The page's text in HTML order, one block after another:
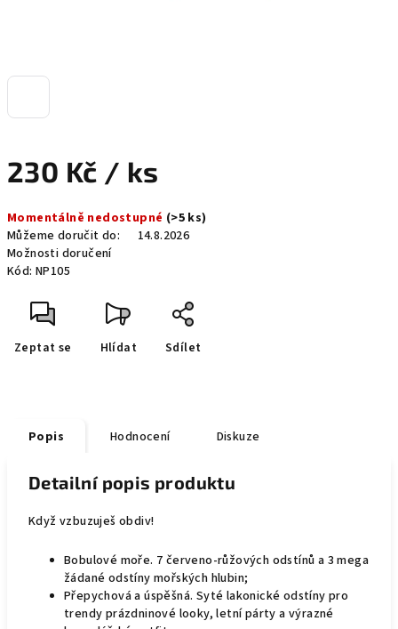
230 Kč / ks
cena:
Momentálně nedostupné (>5 ks)
Můžeme doručit do:
14.8.2026
Možnosti doručení
Kód: NP105
Zeptat se Hlídat Sdílet
Popis Hodnocení Diskuze
Detailní popis produktu
Když vzbuzuješ obdiv!
Bobulové moře. 7 červeno-růžových odstínů a 3 mega
žádané odstíny mořských hlubin;
Přepychová a úspěšná. Syté lakonické odstíny pro
trendy prázdninové looky, letní párty a výrazné